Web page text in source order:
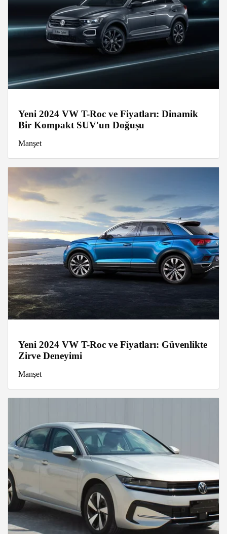
Yeni 2024 VW T-Roc ve Fiyatları: Dinamik
Bir Kompakt SUV'un Doğuşu
Manşet
Yeni 2024 VW T-Roc ve Fiyatları: Güvenlikte
Zirve Deneyimi
Manşet